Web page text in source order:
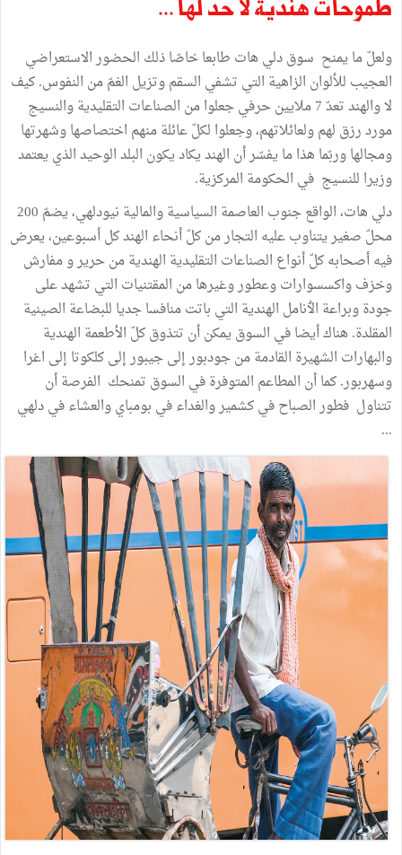
طموحات هنديّة لا حدّ لها ...
ولعلّما يمنح سوقدلي هات طابعاخاصّاذلك الحضورالاستعراضي
العجيب للألوان الزاهية التي تشفي السقموتزيل الغمّمن النفوس.كيف
لاوالهندتعدّ7ملايينحرفيجعلوامن الصناعات التقليديةوالنسيج
موردرزق لهمولعائلاتهم،وجعلوا لكلّعائلةمنهم اختصاصهاوشهرتها
ومجالهاوربّما هذاما يفسّرأن الهنديكاديكون البلدالوحيدالذي يعتمد
وزيرا للنسيج في الحكومة المركزية.
دلي هات،الواقعجنوب العاصمة السياسيةوالمالية نيودلهي،يضمّ 200
محلّ صغيريتناوبعليه التجارمنكلّأنحاء الهندكلأسبوعين،يعرض
فيهأصحابهكلّأنواع الصناعات التقليدية الهنديةمنحريرومفارش
وخزفواكسسواراتوعطوروغيرهامن المقتنيات التي تشهدعلى
جودةوبراعة الٲنامل الهندية التي باتتمنافساجديا للبضاعة الصينية
المقلدة. هناكأيضافي السوق يمكنأن تتذوقكلّ الأطعمة الهندية
والبهارات الشهيرة القادمةمنجودبورإلىجيبورإلىكلكوتا إلى اغرا
وسهربور.كماأن المطاعم المتوفرةفي السوق تمنحك الفرصةأن
تتناول فطورالصباحفيكشميروالغداءفي بومبايوالعشاءفيدلهي
...